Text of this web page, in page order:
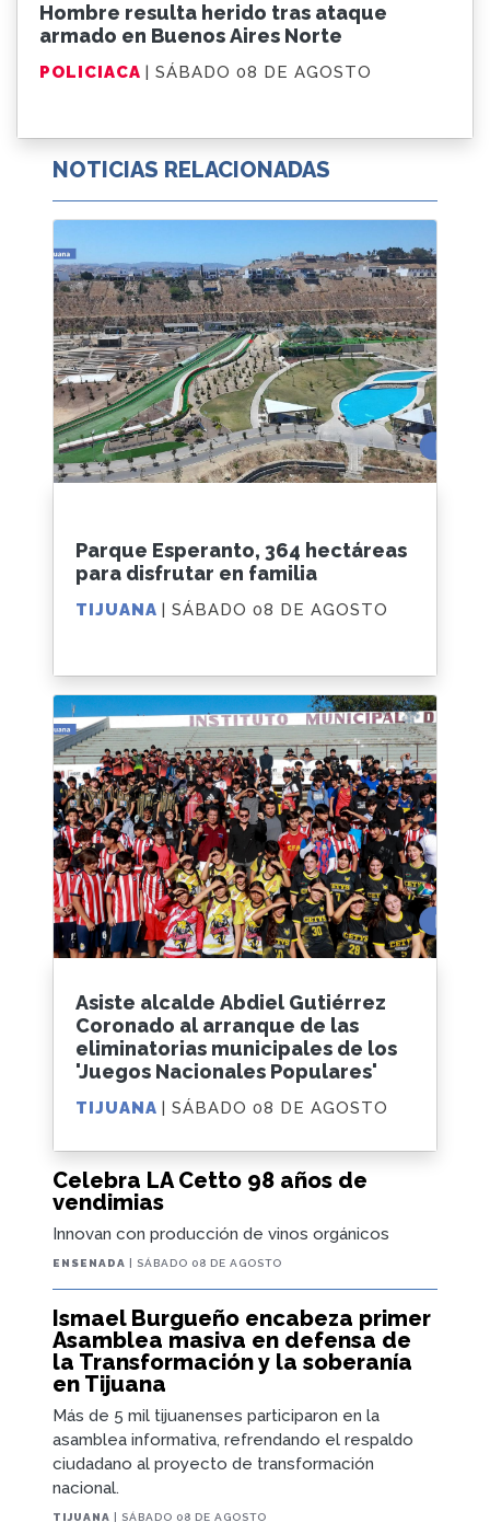
Hombre resulta herido tras ataque
armado en Buenos Aires Norte
POLICIACA | SÁBADO 08 DE AGOSTO
NOTICIAS RELACIONADAS
Celebra LA Cetto 98 años de
vendimias
Innovan con producción de vinos orgánicos
ENSENADA | SÁBADO 08 DE AGOSTO
Ismael Burgueño encabeza primer
Asamblea masiva en defensa de
la Transformación y la soberanía
en Tijuana
Más de 5 mil tijuanenses participaron en la
asamblea informativa, refrendando el respaldo
ciudadano al proyecto de transformación
nacional.
TIJUANA | SÁBADO 08 DE AGOSTO
Parque Esperanto, 364 hectáreas
para disfrutar en familia
TIJUANA | SÁBADO 08 DE AGOSTO
Asiste alcalde Abdiel Gutiérrez
Coronado al arranque de las
eliminatorias municipales de los
'Juegos Nacionales Populares'
TIJUANA | SÁBADO 08 DE AGOSTO